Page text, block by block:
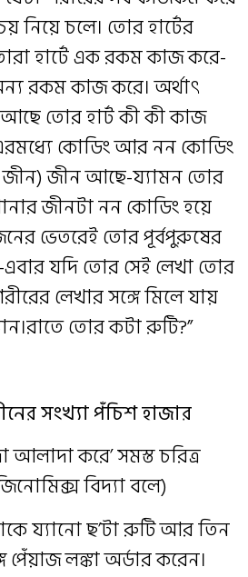
নিয়ে চলে। তোর হার্টের
হার্টে এক রকম কাজ করে-
রকম কাজ করে। অর্থাৎ
তোর হার্ট কী কী কাজ
কোডিং আর নন কোডিং
জীন আছে-য‍্যামন তোর
জীনটা নন কোডিং হয়ে
ভেতরেই তোর পূর্বপুরুষের
যদি তোর সেই লেখা তোর
লেখার সঙ্গে মিলে যায়
তোর কটা রুটি?”
সংখ্যা পঁচিশ হাজার
করে’ সমস্ত চরিত্র
বিদ‍্যা বলে)
য‍্যানো ছ’টা রুটি আর তিন
লঙ্কা অর্ডার করেন।